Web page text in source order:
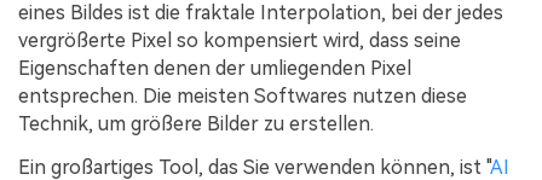
eines Bildes ist die fraktale Interpolation, bei der jedes
vergrößerte Pixel so kompensiert wird, dass seine
Eigenschaften denen der umliegenden Pixel
entsprechen. Die meisten Softwares nutzen diese
Technik, um größere Bilder zu erstellen.
Ein großartiges Tool, das Sie verwenden können, ist "AI